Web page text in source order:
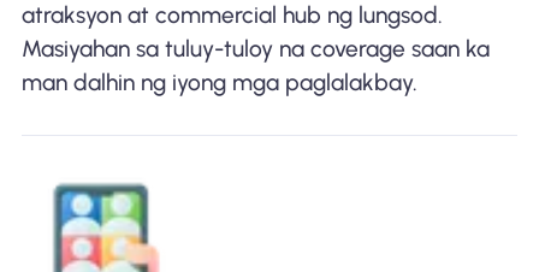
atraksyon at commercial hub ng lungsod.
Masiyahan sa tuluy-tuloy na coverage saan ka
man dalhin ng iyong mga paglalakbay.